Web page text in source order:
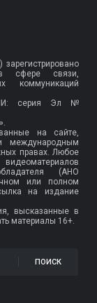
сфере связи,
коммуникаций
серия Эл №
на сайте,
международным
правах. Любое
(АНО
или полном
на издание
высказанные в
материалы 16+.
ПОИСК